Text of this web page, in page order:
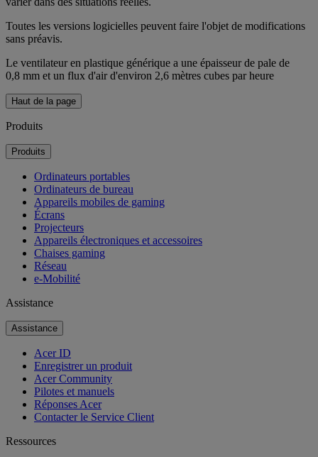
Toutes les versions logicielles peuvent faire l'objet de modifications
sans préavis.
Le ventilateur en plastique générique a une épaisseur de pale de
0,8 mm et un flux d'air d'environ 2,6 mètres cubes par heure
Haut de la page
Produits
Produits
Ordinateurs portables
Ordinateurs de bureau
Appareils mobiles de gaming
Écrans
Projecteurs
Appareils électroniques et accessoires
Chaises gaming
Réseau
e-Mobilité
Assistance
Assistance
Acer ID
Enregistrer un produit
Acer Community
Pilotes et manuels
Réponses Acer
Contacter le Service Client
Ressources